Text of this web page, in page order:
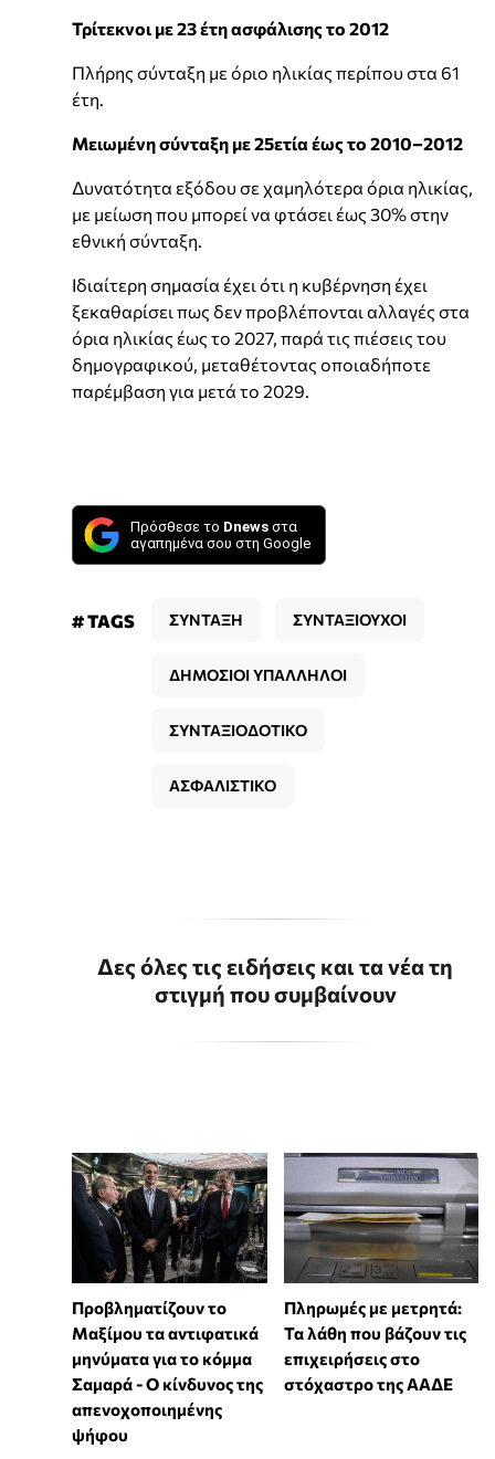
Τρίτεκνοι με 23 έτη ασφάλισης το 2012
Πλήρης σύνταξη με όριο ηλικίας περίπου στα 61
έτη.
Μειωμένη σύνταξη με 25ετία έως το 2010–2012
Δυνατότητα εξόδου σε χαμηλότερα όρια ηλικίας,
με μείωση που μπορεί να φτάσει έως 30% στην
εθνική σύνταξη.
Ιδιαίτερη σημασία έχει ότι η κυβέρνηση έχει
ξεκαθαρίσει πως δεν προβλέπονται αλλαγές στα
όρια ηλικίας έως το 2027, παρά τις πιέσεις του
δημογραφικού, μεταθέτοντας οποιαδήποτε
παρέμβαση για μετά το 2029.
Πρόσθεσε το Dnews στα
αγαπημένα σου στη Google
# TAGS ΣΥΝΤΑΞΗ ΣΥΝΤΑΞΙΟΥΧΟΙ
ΔΗΜΟΣΙΟΙ ΥΠΑΛΛΗΛΟΙ
ΣΥΝΤΑΞΙΟΔΟΤΙΚΟ
ΑΣΦΑΛΙΣΤΙΚΟ
Δες όλες τις ειδήσεις και τα νέα τη
στιγμή που συμβαίνουν
Προβληματίζουν το
Μαξίμου τα αντιφατικά
μηνύματα για το κόμμα
Σαμαρά - Ο κίνδυνος της
απενοχοποιημένης
ψήφου
Πληρωμές με μετρητά:
Τα λάθη που βάζουν τις
επιχειρήσεις στο
στόχαστρο της ΑΑΔΕ